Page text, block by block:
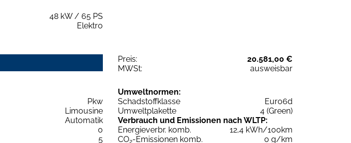
48 kW / 65 PS
Elektro
Preis:
20.581,00 €
MWSt:
ausweisbar
Pkw
Limousine
Automatik
0
5
Umweltnormen:
Schadstoffklasse
Euro6d
Umweltplakette
4 (Green)
Verbrauch und Emissionen nach WLTP:
Energieverbr. komb.
12,4 kWh/100km
CO2-Emissionen komb.
0 g/km